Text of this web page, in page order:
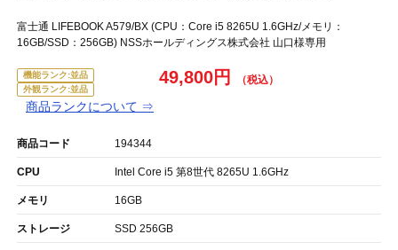
富士通 LIFEBOOK A579/BX (CPU：Core i5 8265U 1.6GHz/メモリ：
16GB/SSD：256GB) NSSホールディングス株式会社 山口様専用
機能ランク:並品
外観ランク:並品
商品ランクについて ⇒
49,800円
商品コード 194344
CPU Intel Core i5 第8世代 8265U 1.6GHz
メモリ 16GB
ストレージ SSD 256GB